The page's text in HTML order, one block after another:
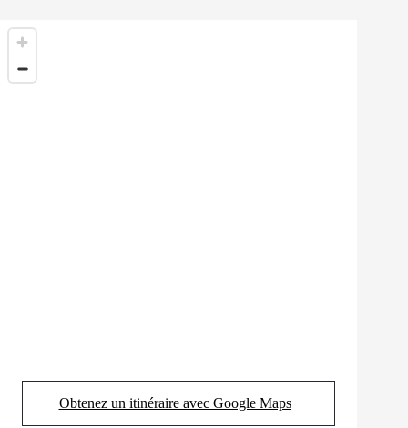
Obtenez un itinéraire avec Google Maps
(Opens in new tab)